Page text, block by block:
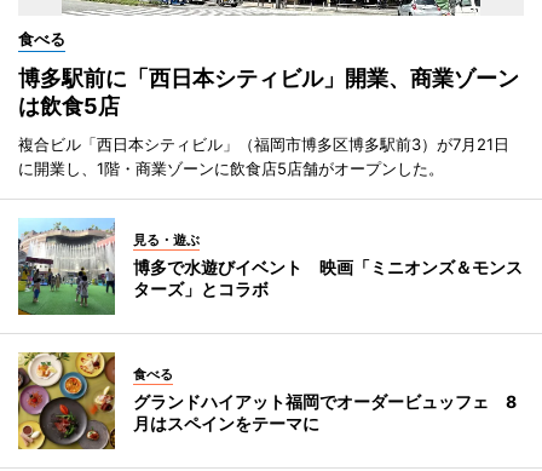
食べる
博多駅前に「西日本シティビル」開業、商業ゾーン
は飲食5店
複合ビル「西日本シティビル」（福岡市博多区博多駅前3）が7月21日
に開業し、1階・商業ゾーンに飲食店5店舗がオープンした。
見る・遊ぶ
博多で水遊びイベント 映画「ミニオンズ＆モンス
ターズ」とコラボ
食べる
グランドハイアット福岡でオーダービュッフェ 8
月はスペインをテーマに